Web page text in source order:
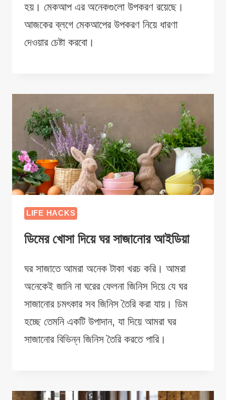
হয়। মেকআপ এর অনেকগুলো উপকরণ রয়েছে।
আজকের ব্লগে মেকআপের উপকরণ নিয়ে ধারণা
দেওয়ার চেষ্টা করবো।
LIFE HACKS
ডিমের খোসা দিয়ে ঘর সাজানোর আইডিয়া
ঘর সাজাতে আমরা অনেক টাকা খরচ করি। আমরা
অনেকেই জানি না ঘরের ফেলনা জিনিস দিয়ে যে ঘর
সাজানোর চমৎকার সব জিনিস তৈরি করা যায়। ডিম
হচ্ছে তেমনি একটি উপাদান, যা দিয়ে আমরা ঘর
সাজানোর বিভিন্ন জিনিস তৈরি করতে পারি।